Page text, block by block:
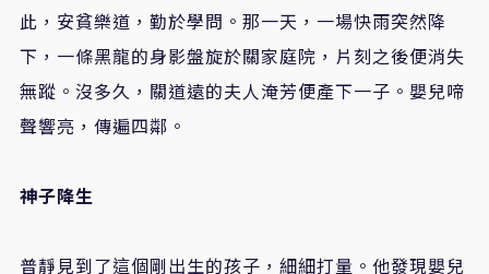
此，安貧樂道，勤於學問。那一天，一場快雨突然降
下，一條黑龍的身影盤旋於關家庭院，片刻之後便消失
無蹤。沒多久，關道遠的夫人淹芳便產下一子。嬰兒啼
聲響亮，傳遍四鄰。
神子降生
普靜見到了這個剛出生的孩子，細細打量。他發現嬰兒